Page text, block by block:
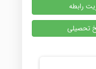
رابطه
تحصیلی